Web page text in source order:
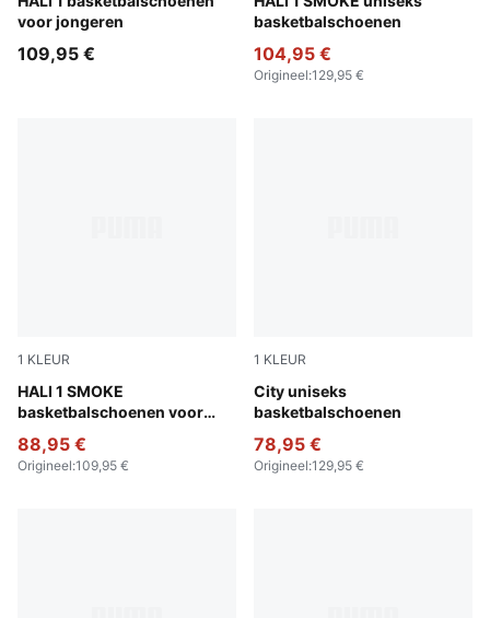
voor jongeren
109,95 €
basketbalschoenen
104,95 €
Origineel:129,95 €
1 KLEUR
HALI 1 SMOKE
basketbalschoenen voor
Gray Echo-Feather Gray
88,95 €
Origineel:109,95 €
1 KLEUR
City uniseks
basketbalschoenen
Poppy Pink-Rose Dust
78,95 €
Origineel:129,95 €